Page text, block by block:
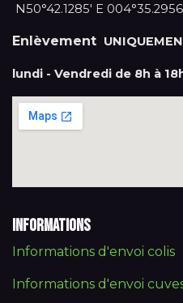
N50°42.1285' E
Enlèvement
lundi - Vendredi de 8h à
Informations
Informations d'envoi colis
Informations d'envoi